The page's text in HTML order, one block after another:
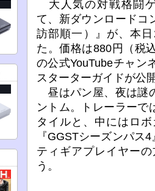
大人気の対戦格闘
て、新ダウンロードコ
訪部順一）』が、本
た。価格は880円（税
の公式YouTubeチャン
スターターガイドが公
昼はパン屋、夜は謎
ントム。トレーラーで
タイルと、中にはロ
『GGSTシーズンパス
ティギアプレイヤー
う。